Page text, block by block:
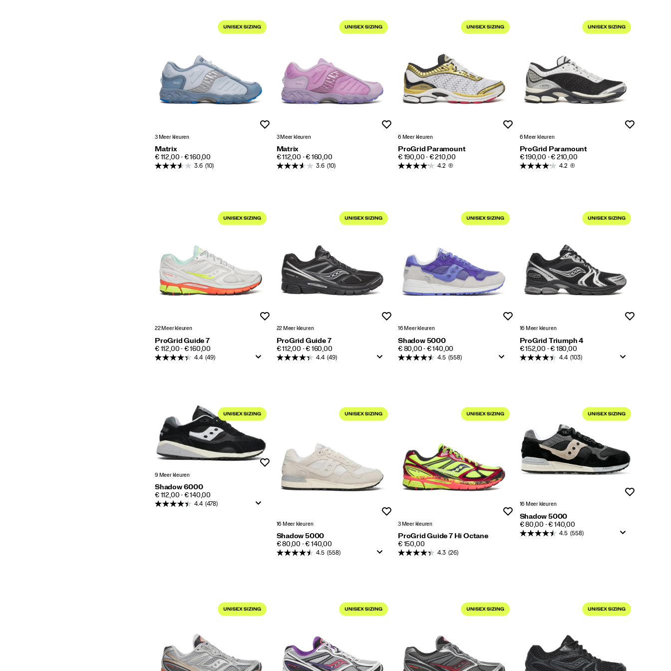
3 Meer kleuren
Matrix
PRICE
€ 112,00 - € 160,00
3.6 (10)
3 Meer kleuren
Matrix
PRICE
€ 112,00 - € 160,00
3.6 (10)
6 Meer kleuren
ProGrid Paramount
PRICE
€ 190,00 - € 210,00
4.2 (6)
6 Meer kleuren
ProGrid Paramount
PRICE
€ 190,00 - € 210,00
4.2 (6)
22 Meer kleuren
ProGrid Guide 7
PRICE
€ 112,00 - € 160,00
4.4 (49)
22 Meer kleuren
ProGrid Guide 7
PRICE
€ 112,00 - € 160,00
4.4 (49)
16 Meer kleuren
Shadow 5000
PRICE
€ 80,00 - € 140,00
4.5 (558)
16 Meer kleuren
ProGrid Triumph 4
PRICE
€ 152,00 - € 180,00
4.4 (103)
9 Meer kleuren
Shadow 6000
PRICE
€ 112,00 - € 140,00
4.4 (478)
Wenslijst
16 Meer kleuren
Shadow 5000
PRICE
€ 80,00 - € 140,00
4.5 (558)
3 Meer kleuren
ProGrid Guide 7 Hi Octane
PRICE
€ 150,00
4.3 (26)
16 Meer kleuren
Shadow 5000
PRICE
€ 80,00 - € 140,00
4.5 (558)